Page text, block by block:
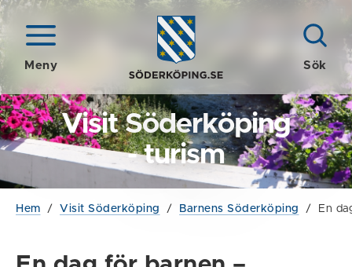
Meny Sök
Visit Söderköping
- turism
Hem / Visit Söderköping / Barnens Söderköping / En